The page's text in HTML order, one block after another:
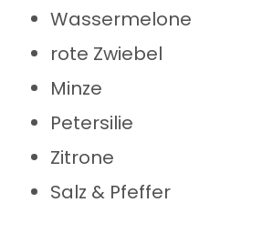
Wassermelone
rote Zwiebel
Minze
Petersilie
Zitrone
Salz & Pfeffer